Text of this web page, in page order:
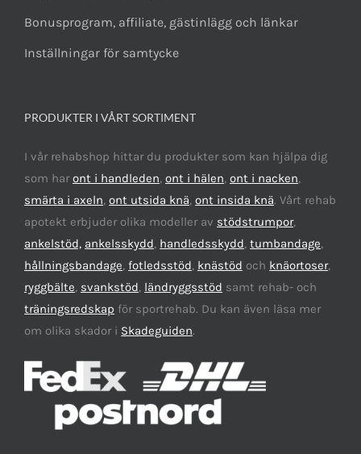
Bonusprogram, affiliate, gästinlägg och länkar
Inställningar för samtycke
PRODUKTER I VÅRT SORTIMENT
I vår rehabshop hittar du produkter som kan hjälpa dig
som haront i handleden, ont i hälen, ont i nacken,
smärta i axeln, ont utsida knä, ont insida knä. Vårt rehab
apotekt erbjuder olika modeller av stödstrumpor,
ankelstöd, ankelsskydd, handledsskydd, tumbandage,
hållningsbandage, fotledsstöd, knästöd och knäortoser,
ryggbälte, svankstöd, ländryggsstöd samt rehab- och
träningsredskap för sportrehab. Du kan även läsa mer
om olika skador i Skadeguiden.